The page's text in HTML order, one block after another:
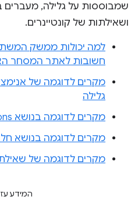
שמבוססות על גלילה, מעברים
ושאילתות של קונטיינרים.
למה יכולות ממשק
חשובות לאתר המסחר
מקרים לדוגמה של
גלילה
מקרים לדוגמה בנושא Transitions
מקרים לדוגמה בנושא
מקרים לדוגמה של
המידע